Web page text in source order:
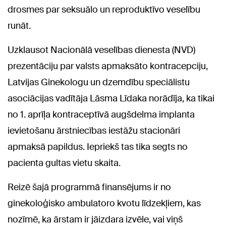
drosmes par seksuālo un reproduktīvo veselību
runāt.
Uzklausot Nacionālā veselības dienesta (NVD)
prezentāciju par valsts apmaksāto kontracepciju,
Latvijas Ginekologu un dzemdību speciālistu
asociācijas vadītāja Lāsma Līdaka norādīja, ka tikai
no 1. aprīļa kontraceptīvā augšdelma implanta
ievietošanu ārstniecības iestāžu stacionāri
apmaksā papildus. Iepriekš tas tika segts no
pacienta gultas vietu skaita.
Reizē šajā programmā finansējums ir no
ginekoloģisko ambulatoro kvotu līdzekļiem, kas
nozīmē, ka ārstam ir jāizdara izvēle, vai viņš